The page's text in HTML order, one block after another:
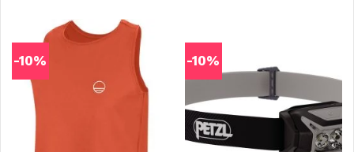
150,00 €.
-10% -10%